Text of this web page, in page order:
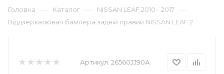
Головна — Каталог — NISSAN LEAF 2010 - 2017 —
Віддзеркалювач бампера задній правий NISSAN LEAF 2
Артикул: 26560JJ90A